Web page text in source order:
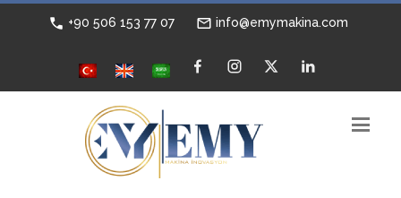
+90 506 153 77 07 info@emymakina.com